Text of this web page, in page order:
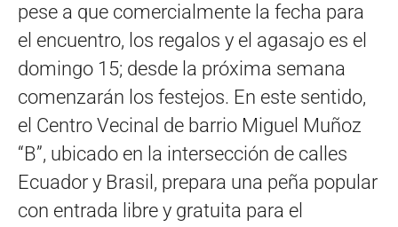
pese a que comercialmente la fecha para
el encuentro, los regalos y el agasajo es el
domingo 15; desde la próxima semana
comenzarán los festejos. En este sentido,
el Centro Vecinal de barrio Miguel Muñoz
“B”, ubicado en la intersección de calles
Ecuador y Brasil, prepara una peña popular
con entrada libre y gratuita para el